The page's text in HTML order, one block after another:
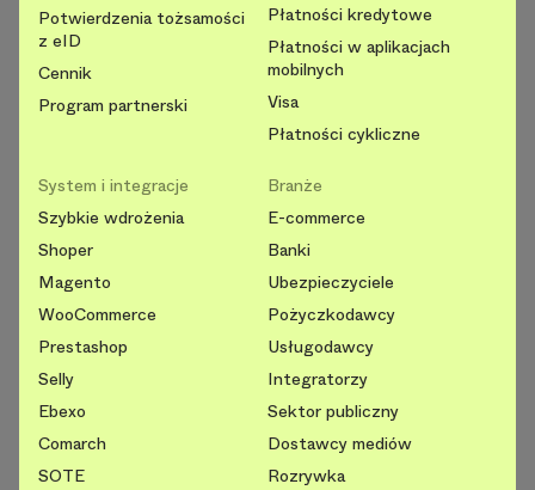
Potwierdzenia tożsamości
z eID
Cennik
Program partnerski
Płatności kredytowe
Płatności w aplikacjach
mobilnych
Visa
Płatności cykliczne
System i integracje
Szybkie wdrożenia
Shoper
Magento
WooCommerce
Prestashop
Selly
Ebexo
Comarch
SOTE
Branże
E-commerce
Banki
Ubezpieczyciele
Pożyczkodawcy
Usługodawcy
Integratorzy
Sektor publiczny
Dostawcy mediów
Rozrywka